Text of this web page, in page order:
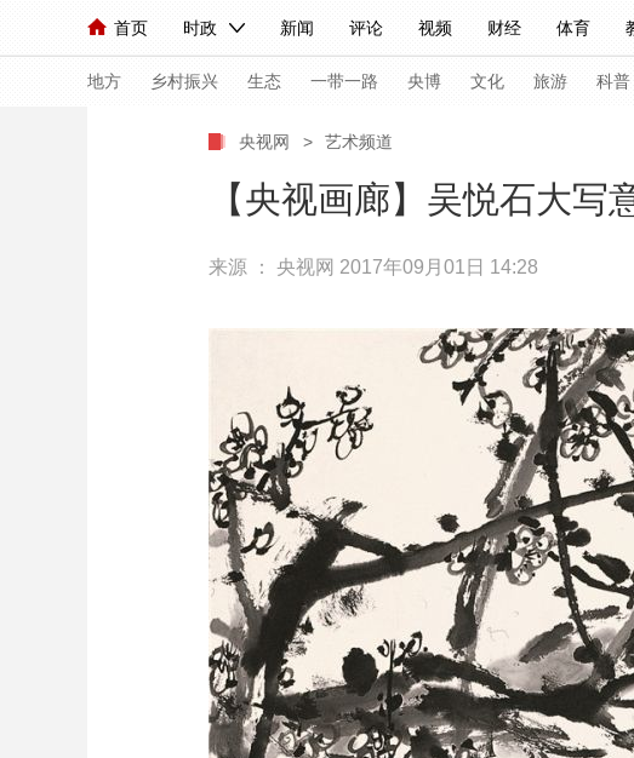
首页 时政 新闻 评论 视频 财经 体育
人民领袖习近平 联播+ 中国领导人 央视快评 习式妙语
直播 栏目大全 节目单 听音 微视频 主持人
海外频道 iPanda English Монгол
地方 乡村振兴 生态 一带一路 央博 文化 旅游 科普
国内 国际 评论 经济 军事
直播中国 熊猫频道
前线 比划 快看 蓝海中国 新兵请入列
直播 竞猜 2026年冬奥会
CCTV奥林匹克频道 生活体育大会 体育江湖
教育 乡村振兴 生态环境 一带一路 央博
大国展会 大国保险 云顶对话 云起 超
央视网 > 艺术频道
【央视画廊】吴悦石大写
来源 ： 央视网 2017年09月01日 14:28